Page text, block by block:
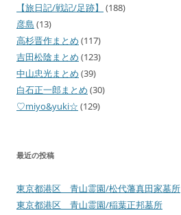
【旅日記/戦記/足跡】
(188)
彦島 (13)
高杉晋作まとめ (117)
吉田松陰まとめ (123)
中山忠光まとめ (39)
白石正一郎まとめ (30)
♡miyo&yuki☆ (129)
最近の投稿
東京都港区 青山霊園/松代藩真田家墓所
東京都港区 青山霊園/稲葉正邦墓所